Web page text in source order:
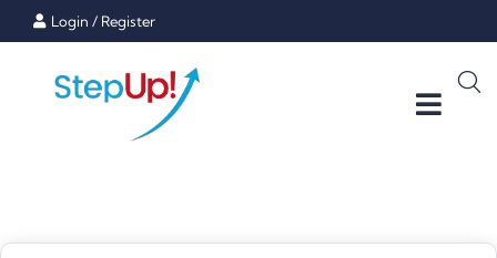
Login / Register